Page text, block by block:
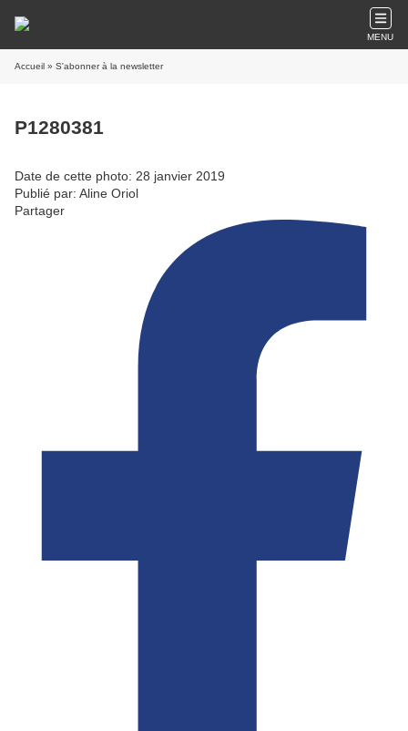
MENU
Accueil » S'abonner à la newsletter
P1280381
Date de cette photo: 28 janvier 2019
Publié par: Aline Oriol
Partager